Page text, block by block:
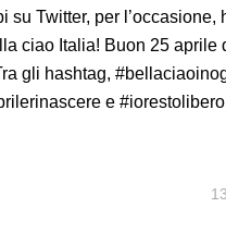
su Twitter, per l’occasione,
ciao Italia! Buon 25 aprile
gli hashtag,
e